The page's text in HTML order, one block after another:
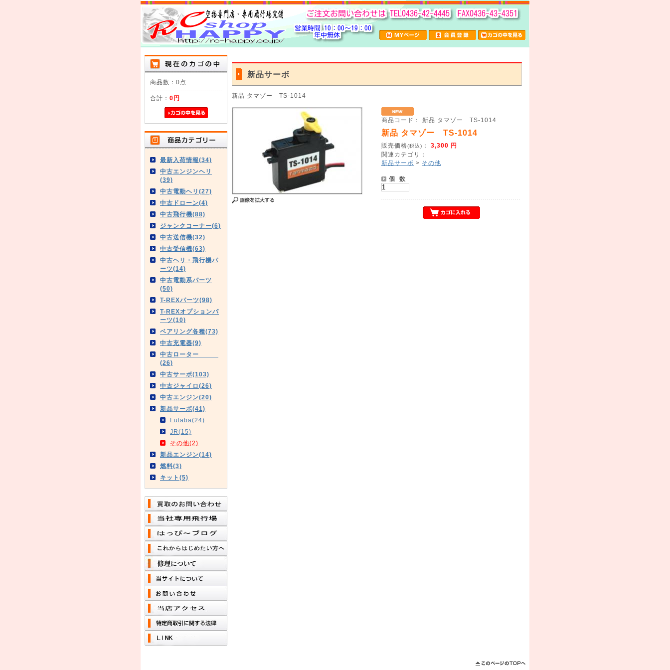
商品数：0点
合計： 0円
最新入荷情報(34)
中古エンジンヘリ
(39)
中古電動ヘリ(27)
中古ドローン(4)
中古飛行機(88)
ジャンクコーナー(6)
中古送信機(32)
中古受信機(63)
中古ヘリ・飛行機パ
ーツ(14)
中古電動系パーツ
(50)
T-REXパーツ(98)
T-REXオプションパ
ーツ(10)
ベアリング各種(73)
中古充電器(9)
中古ローター
(26)
中古サーボ(103)
中古ジャイロ(26)
中古エンジン(20)
新品サーボ(41)
Futaba(24)
JR(15)
その他(2)
新品エンジン(14)
燃料(3)
キット(5)
新品サーボ
新品 タマゾー TS-1014
商品コード： 新品 タマゾー TS-1014
新品 タマゾー TS-1014
販売価格(税込) ： 3,300 円
関連カテゴリ：
新品サーボ > その他
個 数